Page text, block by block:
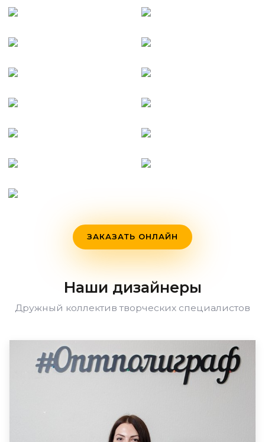
ЗАКАЗАТЬ ОНЛАЙН
Наши дизайнеры
Дружный коллектив творческих специалистов